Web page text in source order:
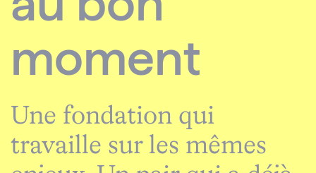
moment
Une fondation qui
travaille sur les mêmes